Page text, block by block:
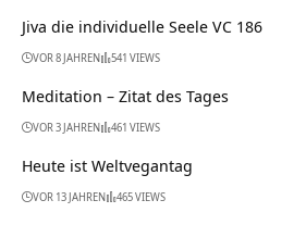
Jiva die individuelle Seele VC 186
VOR 8 JAHREN 541 VIEWS
Meditation – Zitat des Tages
VOR 3 JAHREN 461 VIEWS
Heute ist Weltvegantag
VOR 13 JAHREN 465 VIEWS